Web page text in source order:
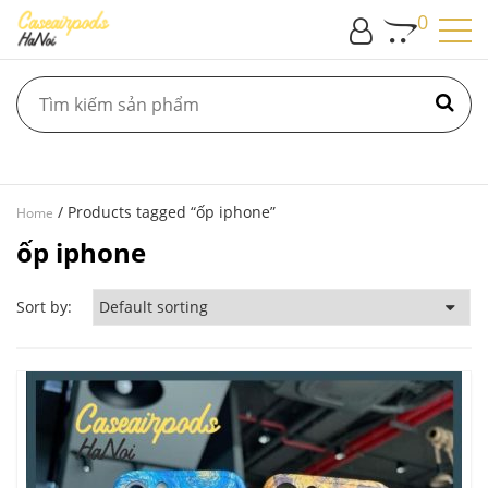
0
Home / Products tagged “ốp iphone”
ốp iphone
Sort by: